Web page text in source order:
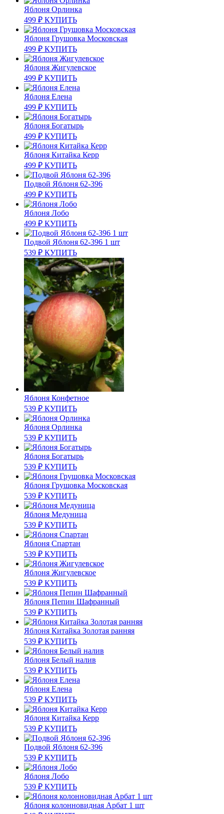
Яблоня Орлинка
499 ₽ КУПИТЬ
Яблоня Грушовка Московская
499 ₽ КУПИТЬ
Яблоня Жигулевское
499 ₽ КУПИТЬ
Яблоня Елена
499 ₽ КУПИТЬ
Яблоня Богатырь
499 ₽ КУПИТЬ
Яблоня Китайка Керр
499 ₽ КУПИТЬ
Подвой Яблоня 62-396
499 ₽ КУПИТЬ
Яблоня Лобо
499 ₽ КУПИТЬ
Подвой Яблоня 62-396 1 шт
539 ₽ КУПИТЬ
Яблоня Конфетное
539 ₽ КУПИТЬ
Яблоня Орлинка
539 ₽ КУПИТЬ
Яблоня Богатырь
539 ₽ КУПИТЬ
Яблоня Грушовка Московская
539 ₽ КУПИТЬ
Яблоня Медуница
539 ₽ КУПИТЬ
Яблоня Спартан
539 ₽ КУПИТЬ
Яблоня Жигулевское
539 ₽ КУПИТЬ
Яблоня Пепин Шафранный
539 ₽ КУПИТЬ
Яблоня Китайка Золотая ранняя
539 ₽ КУПИТЬ
Яблоня Белый налив
539 ₽ КУПИТЬ
Яблоня Елена
539 ₽ КУПИТЬ
Яблоня Китайка Керр
539 ₽ КУПИТЬ
Подвой Яблоня 62-396
539 ₽ КУПИТЬ
Яблоня Лобо
539 ₽ КУПИТЬ
Яблоня колонновидная Арбат 1 шт